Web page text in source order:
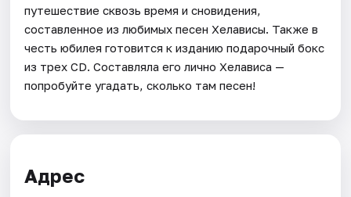
путешествие сквозь время и сновидения,
составленное из любимых песен Хелависы. Также в
честь юбилея готовится к изданию подарочный бокс
из трех CD. Составляла его лично Хелависа —
попробуйте угадать, сколько там песен!
Адрес